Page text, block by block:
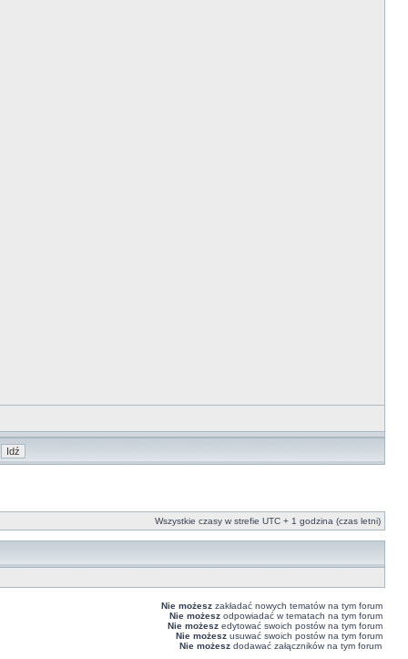
Wszystkie czasy w strefie UTC + 1 godzina (czas letni)
Nie możesz zakładać nowych tematów na tym forum
Nie możesz odpowiadać w tematach na tym forum
Nie możesz edytować swoich postów na tym forum
Nie możesz usuwać swoich postów na tym forum
Nie możesz dodawać załączników na tym forum